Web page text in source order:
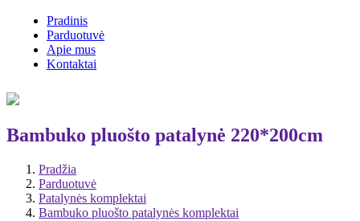
Pradinis
Parduotuvė
Apie mus
Kontaktai
Bambuko pluošto patalynė 220*200cm
Pradžia
Parduotuvė
Patalynės komplektai
Bambuko pluošto patalynės komplektai